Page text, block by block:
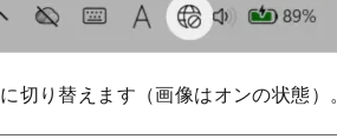
に切り替えます（画像はオンの状態）。